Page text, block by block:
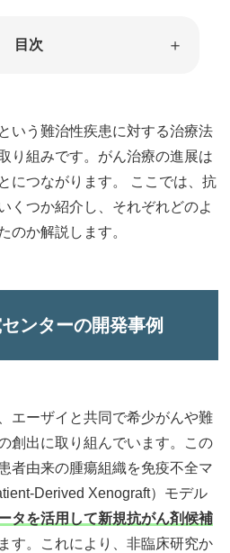
目次
いう難治性疾患に対する治療法
り組みです。がん治療の進展は
につながります。 ここでは、抗
くつか紹介し、それぞれどのよ
のか解説します。
ンターの開発事例
エーザイと共同で希少がんや難
創出に取り組んでいます。この
者由来の腫瘍組織を免疫不全マ
Derived Xenograft）モデル
タを活用して新規抗がん剤候補
す。これにより、非臨床研究か